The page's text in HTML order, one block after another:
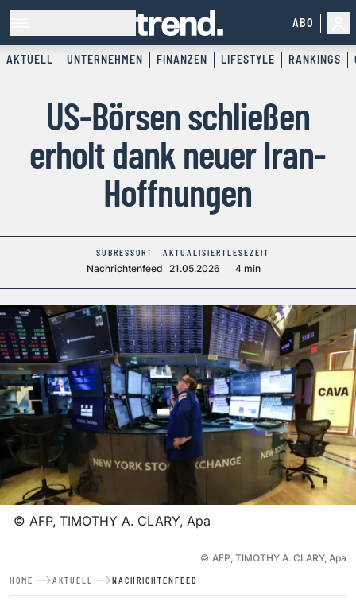
ABO
AKTUELL UNTERNEHMEN FINANZEN LIFESTYLE RANKINGS
US-Börsen schließen
erholt dank neuer Iran-
Hoffnungen
SUBRESSORT
Nachrichtenfeed
AKTUALISIERT
21.05.2026
LESEZEIT
4 min
© AFP, TIMOTHY A. CLARY, Apa
© AFP, TIMOTHY A. CLARY, Apa
HOME AKTUELL NACHRICHTENFEED